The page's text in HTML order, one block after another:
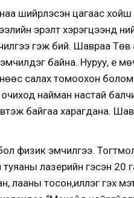
шийрлэсэн цагаас
эрэлт хэрэгцээнд
гэж бий. Шавраа
байна. Нуруу, үе
салах томоохон
найман настай
байгаа харагдана.
физик эмчилгээ.
лазерийн гэсэн 20
лааны тосон,иллэг гэх